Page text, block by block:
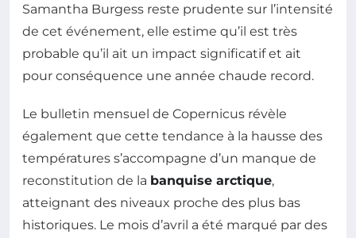
Samantha Burgess reste prudente sur l’intensité
de cet événement, elle estime qu’il est très
probable qu’il ait un impact significatif et ait
pour conséquence une année chaude record.
Le bulletin mensuel de Copernicus révèle
également que cette tendance à la hausse des
températures s’accompagne d’un manque de
reconstitution de la banquise arctique,
atteignant des niveaux proche des plus bas
historiques. Le mois d’avril a été marqué par des